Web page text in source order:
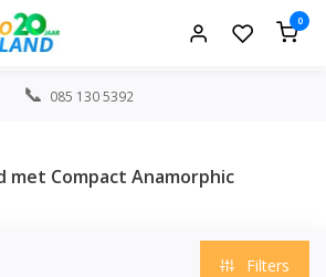
0
085 130 5392
met Compact Anamorphic
Filters